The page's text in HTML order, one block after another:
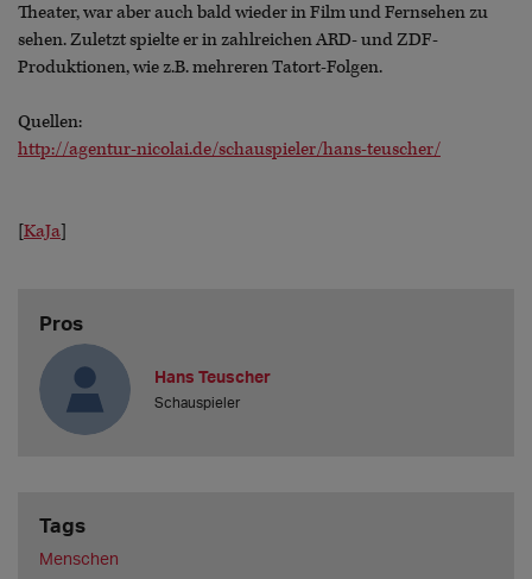
Theater, war aber auch bald wieder in Film und Fernsehen zu
sehen. Zuletzt spielte er in zahlreichen ARD- und ZDF-
Produktionen, wie z.B. mehreren Tatort-Folgen.
Quellen:
http://agentur-nicolai.de/schauspieler/hans-teuscher/
[KaJa]
Pros
Hans Teuscher
Schauspieler
Tags
Menschen